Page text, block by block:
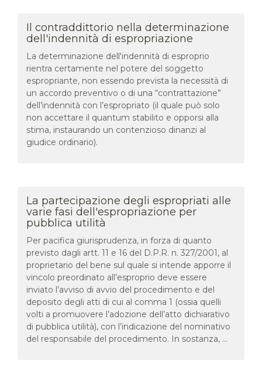
Il contraddittorio nella determinazione
dell'indennità di espropriazione
La determinazione dell'indennità di esproprio
rientra certamente nel potere del soggetto
espropriante, non essendo prevista la necessità di
un accordo preventivo o di una “contrattazione”
dell’indennità con l’espropriato (il quale può solo
non accettare il quantum stabilito e opporsi alla
stima, instaurando un contenzioso dinanzi al
giudice ordinario).
La partecipazione degli espropriati alle
varie fasi dell'espropriazione per
pubblica utilità
Per pacifica giurisprudenza, in forza di quanto
previsto dagli artt. 11 e 16 del D.P.R. n. 327/2001, al
proprietario del bene sul quale si intende apporre il
vincolo preordinato all’esproprio deve essere
inviato l’avviso di avvio del procedimento e del
deposito degli atti di cui al comma 1 (ossia quelli
volti a promuovere l’adozione dell’atto dichiarativo
di pubblica utilità), con l’indicazione del nominativo
del responsabile del procedimento. In sostanza, ...